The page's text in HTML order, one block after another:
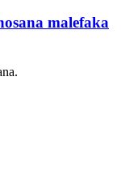
malefaka